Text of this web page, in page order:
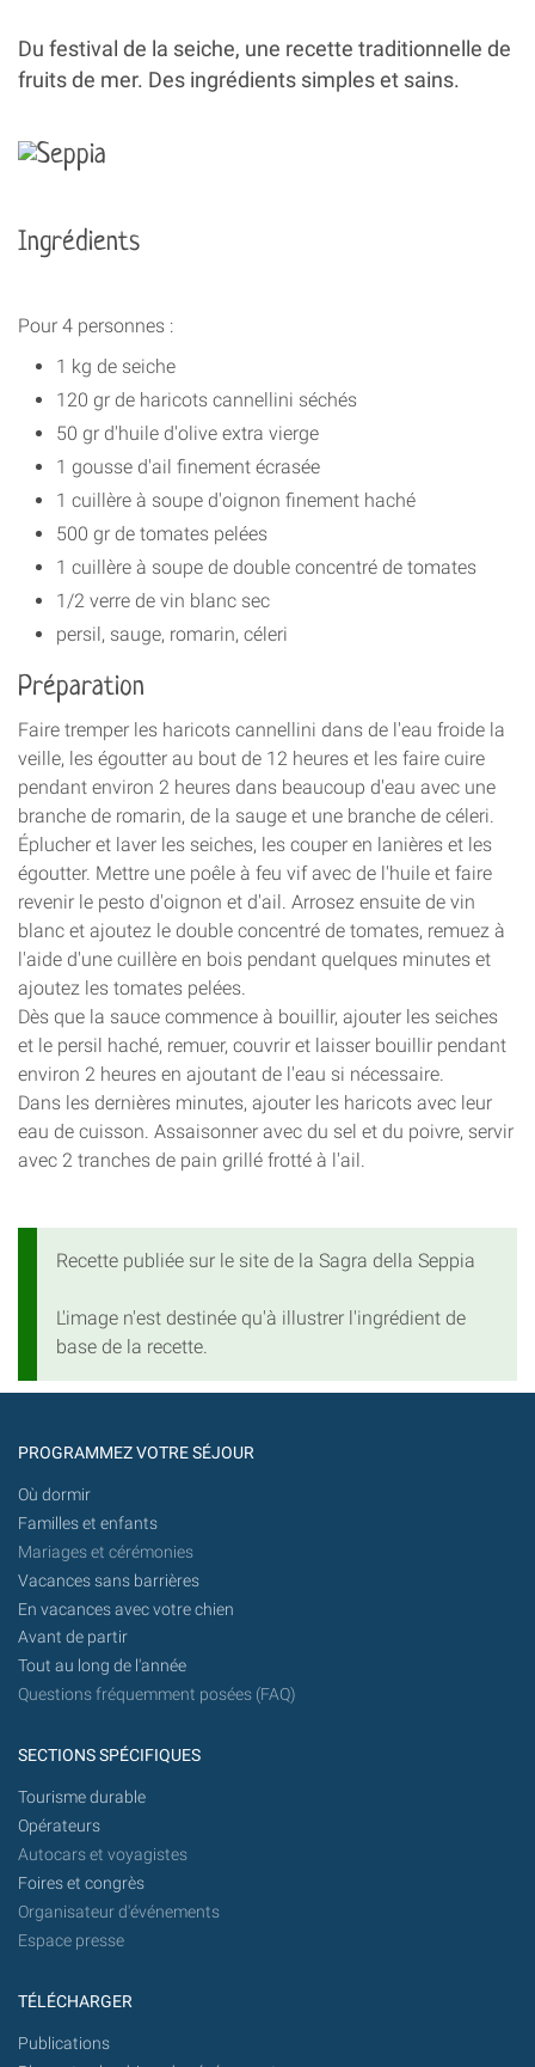
Du festival de la seiche, une recette traditionnelle de
fruits de mer. Des ingrédients simples et sains.
Ingrédients
Pour 4 personnes :
1 kg de seiche
120 gr de haricots cannellini séchés
50 gr d'huile d'olive extra vierge
1 gousse d'ail finement écrasée
1 cuillère à soupe d'oignon finement haché
500 gr de tomates pelées
1 cuillère à soupe de double concentré de tomates
1/2 verre de vin blanc sec
persil, sauge, romarin, céleri
Préparation
Faire tremper les haricots cannellini dans de l'eau froide la
veille, les égoutter au bout de 12 heures et les faire cuire
pendant environ 2 heures dans beaucoup d'eau avec une
branche de romarin, de la sauge et une branche de céleri.
Éplucher et laver les seiches, les couper en lanières et les
égoutter. Mettre une poêle à feu vif avec de l'huile et faire
revenir le pesto d'oignon et d'ail. Arrosez ensuite de vin
blanc et ajoutez le double concentré de tomates, remuez à
l'aide d'une cuillère en bois pendant quelques minutes et
ajoutez les tomates pelées.
Dès que la sauce commence à bouillir, ajouter les seiches
et le persil haché, remuer, couvrir et laisser bouillir pendant
environ 2 heures en ajoutant de l'eau si nécessaire.
Dans les dernières minutes, ajouter les haricots avec leur
eau de cuisson. Assaisonner avec du sel et du poivre, servir
avec 2 tranches de pain grillé frotté à l'ail.
Recette publiée sur le site de la Sagra della Seppia
L'image n'est destinée qu'à illustrer l'ingrédient de
base de la recette.
PROGRAMMEZ VOTRE SÉJOUR
Où dormir
Familles et enfants
Mariages et cérémonies
Vacances sans barrières
En vacances avec votre chien
Avant de partir
Tout au long de l'année
Questions fréquemment posées (FAQ)
SECTIONS SPÉCIFIQUES
Tourisme durable
Opérateurs
Autocars et voyagistes
Foires et congrès
Organisateur d'événements
Espace presse
TÉLÉCHARGER
Publications